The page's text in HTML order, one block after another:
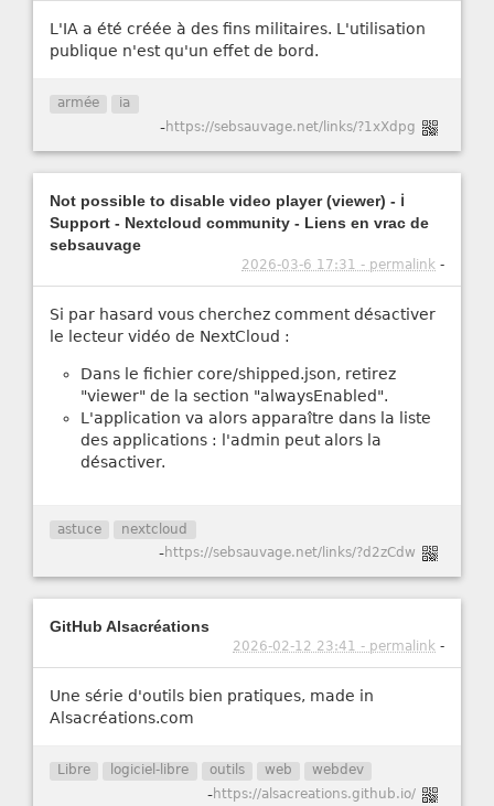
L'IA a été créée à des fins militaires. L'utilisation
publique n'est qu'un effet de bord.
armée ia
-https://sebsauvage.net/links/?1xXdpg
Not possible to disable video player (viewer) - ℹ️
Support - Nextcloud community - Liens en vrac de
sebsauvage
2026-03-6 17:31 - permalink -
Si par hasard vous cherchez comment désactiver
le lecteur vidéo de NextCloud :
Dans le fichier core/shipped.json, retirez
"viewer" de la section "alwaysEnabled".
L'application va alors apparaître dans la liste
des applications : l'admin peut alors la
désactiver.
astuce nextcloud
-https://sebsauvage.net/links/?d2zCdw
GitHub Alsacréations
2026-02-12 23:41 - permalink -
Une série d'outils bien pratiques, made in
Alsacréations.com
Libre logiciel-libre outils web webdev
-https://alsacreations.github.io/